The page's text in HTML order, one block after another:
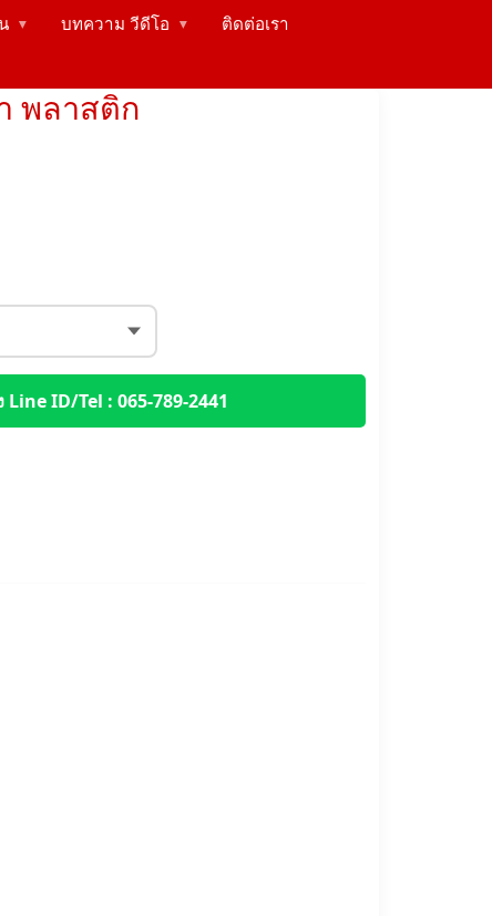
▶ บทความ วีดีโอ ▶ ติดต่อเรา
พลาสติก
ID/Tel : 065-789-2441